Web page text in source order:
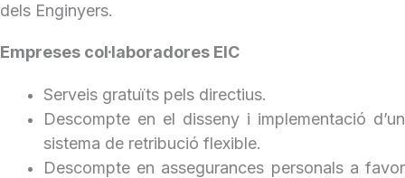
dels Enginyers.
Empreses col·laboradores EIC
Serveis gratuïts pels directius.
Descompte en el disseny i implementació d’un
sistema de retribució flexible.
Descompte en assegurances personals a favor